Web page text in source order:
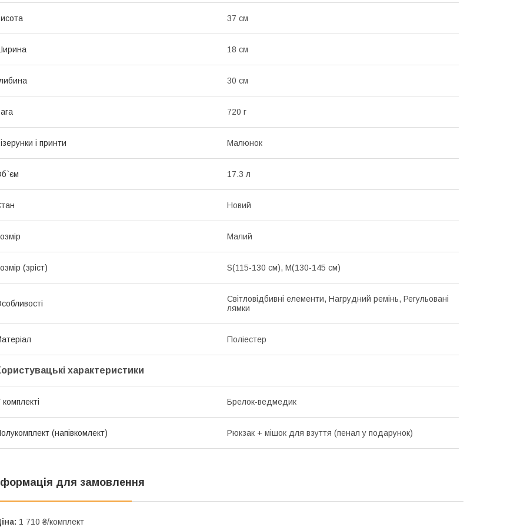
37 см
18 см
30 см
720 г
і принти Малюнок
17.3 л
Новий
Малий
(зріст) S(115-130 см), M(130-145 см)
Світловідбивні елементи, Нагрудний ремінь, Регульовані
лямки
Поліестер
характеристики
комплекті Брелок-ведмедик
(напівкомлект) Рюкзак + мішок для взуття (пенал у подарунок)
для замовлення
1 710 ₴/комплект